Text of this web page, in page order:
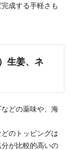
成する手軽さも
生姜、ネ
どの薬味や、海
のトッピングは
が比較的高いの